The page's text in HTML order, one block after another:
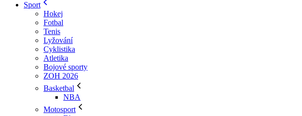
Sport
Hokej
Fotbal
Tenis
Lyžování
Cyklistika
Atletika
Bojové sporty
ZOH 2026
Basketbal
NBA
Motosport